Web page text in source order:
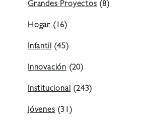
Grandes Proyectos(8)
Hogar (16)
Infantil(45)
Innovación (20)
Institucional(243)
Jóvenes(31)